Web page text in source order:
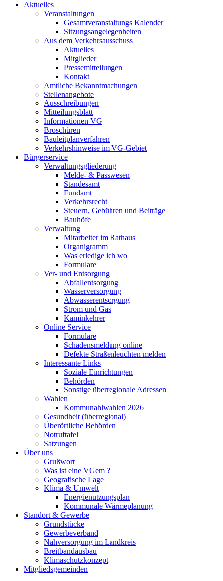
Aktuelles
Veranstaltungen
Gesamtveranstaltungs Kalender
Sitzungsangelegenheiten
Aus dem Verkehrsausschuss
Aktuelles
Mitglieder
Pressemitteilungen
Kontakt
Amtliche Bekanntmachungen
Stellenangebote
Ausschreibungen
Mitteilungsblatt
Informationen VG
Broschüren
Bauleitplanverfahren
Verkehrshinweise im VG-Gebiet
Bürgerservice
Verwaltungsgliederung
Melde- & Passwesen
Standesamt
Fundamt
Verkehrsrecht
Steuern, Gebühren und Beiträge
Bauhöfe
Verwaltung
Mitarbeiter im Rathaus
Organigramm
Was erledige ich wo
Formulare
Ver- und Entsorgung
Abfallentsorgung
Wasserversorgung
Abwasserentsorgung
Strom und Gas
Kaminkehrer
Online Service
Formulare
Schadensmeldung online
Defekte Straßenleuchten melden
Interessante Links
Soziale Einrichtungen
Behörden
Sonstige überregionale Adressen
Wahlen
Kommunahlwahlen 2026
Gesundheit (überregional)
Überörtliche Behörden
Notruftafel
Satzungen
Über uns
Grußwort
Was ist eine VGem ?
Geografische Lage
Klima & Umwelt
Energienutzungsplan
Kommunale Wärmeplanung
Standort & Gewerbe
Grundstücke
Gewerbeverband
Nahversorgung im Landkreis
Breitbandausbau
Klimaschutzkonzept
Mitgliedsgemeinden